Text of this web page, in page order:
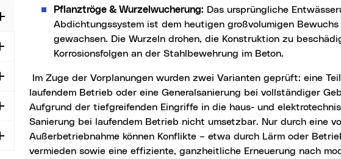
Aufklappen
Aufklappen
Aufklappen
Aufklappen
Aufklappen
Pflanztröge & Wurzelwucherung: Das ursprüngliche
Abdichtungssystem ist dem heutigen großvolumigen
gewachsen. Die Wurzeln drohen, die Konstruktion zu
Korrosionsfolgen an der Stahlbewehrung im Beton.
Im Zuge der Vorplanungen wurden zwei Varianten geprüft: eine Teilsanierung bei
laufendem Betrieb oder eine Generalsanierung bei vollständiger
Aufgrund der tiefgreifenden Eingriffe in die haus- und
Sanierung bei laufendem Betrieb nicht umsetzbar. Nur durch eine
Außerbetriebnahme können Konflikte – etwa durch Lärm oder
vermieden sowie eine effiziente, ganzheitliche Erneuerung nach